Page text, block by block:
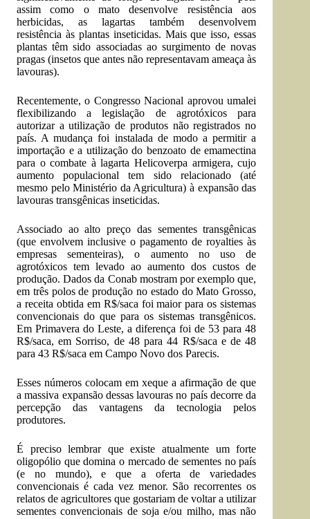
assim como o mato desenvolve resistência aos
herbicidas, as lagartas também desenvolvem
resistência às plantas inseticidas. Mais que isso, essas
plantas têm sido associadas ao surgimento de novas
pragas (insetos que antes não representavam ameaça às
lavouras).
Recentemente, o Congresso Nacional aprovou umalei
flexibilizando a legislação de agrotóxicos para
autorizar a utilização de produtos não registrados no
país. A mudança foi instalada de modo a permitir a
importação e a utilização do benzoato de emamectina
para o combate à lagarta Helicoverpa armigera, cujo
aumento populacional tem sido relacionado (até
mesmo pelo Ministério da Agricultura) à expansão das
lavouras transgênicas inseticidas.
Associado ao alto preço das sementes transgênicas
(que envolvem inclusive o pagamento de royalties às
empresas sementeiras), o aumento no uso de
agrotóxicos tem levado ao aumento dos custos de
produção. Dados da Conab mostram por exemplo que,
em três polos de produção no estado do Mato Grosso,
a receita obtida em R$/saca foi maior para os sistemas
convencionais do que para os sistemas transgênicos.
Em Primavera do Leste, a diferença foi de 53 para 48
R$/saca, em Sorriso, de 48 para 44 R$/saca e de 48
para 43 R$/saca em Campo Novo dos Parecis.
Esses números colocam em xeque a afirmação de que
a massiva expansão dessas lavouras no país decorre da
percepção das vantagens da tecnologia pelos
produtores.
É preciso lembrar que existe atualmente um forte
oligopólio que domina o mercado de sementes no país
(e no mundo), e que a oferta de variedades
convencionais é cada vez menor. São recorrentes os
relatos de agricultores que gostariam de voltar a utilizar
sementes convencionais de soja e/ou milho, mas não